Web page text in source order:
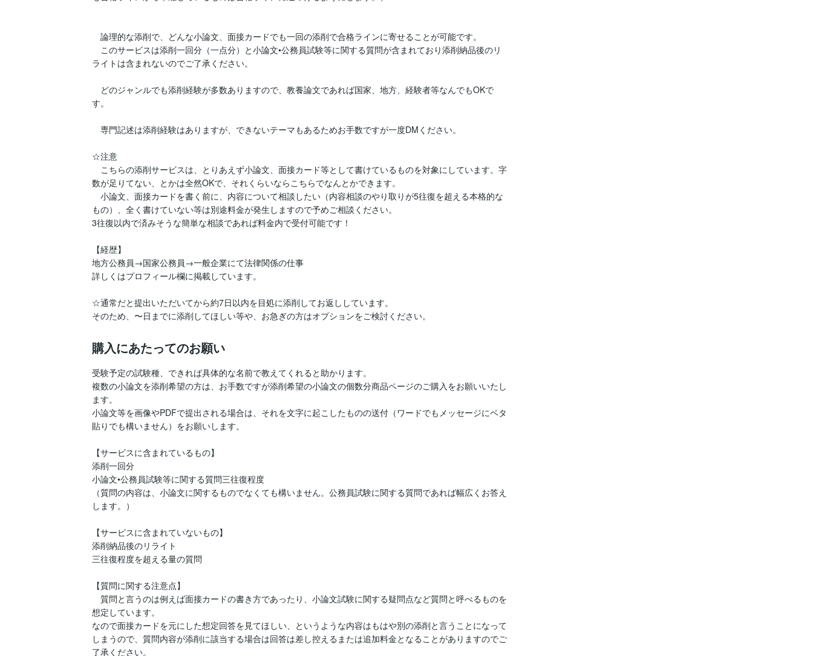
論理的な添削で、どんな小論文、面接カードでも一回の添削で合格ラインに寄せることが可能です。
このサービスは添削一回分（一点分）と小論文•公務員試験等に関する質問が含まれており添削納品後のリ
ライトは含まれないのでご了承ください。
どのジャンルでも添削経験が多数ありますので、教養論文であれば国家、地方、経験者等なんでもOKで
す。
専門記述は添削経験はありますが、できないテーマもあるためお手数ですが一度DMください。
☆注意
こちらの添削サービスは、とりあえず小論文、面接カード等として書けているものを対象にしています。字
数が足りてない、とかは全然OKで、それくらいならこちらでなんとかできます。
小論文、面接カードを書く前に、内容について相談したい（内容相談のやり取りが5往復を超える本格的な
もの）、全く書けていない等は別途料金が発生しますので予めご相談ください。
3往復以内で済みそうな簡単な相談であれば料金内で受付可能です！
【経歴】
地方公務員→国家公務員→一般企業にて法律関係の仕事
詳しくはプロフィール欄に掲載しています。
☆通常だと提出いただいてから約7日以内を目処に添削してお返ししています。
そのため、〜日までに添削してほしい等や、お急ぎの方はオプションをご検討ください。
購入にあたってのお願い
受験予定の試験種、できれば具体的な名前で教えてくれると助かります。
複数の小論文を添削希望の方は、お手数ですが添削希望の小論文の個数分商品ページのご購入をお願いいたし
ます。
小論文等を画像やPDFで提出される場合は、それを文字に起こしたものの送付（ワードでもメッセージにベタ
貼りでも構いません）をお願いします。
【サービスに含まれているもの】
添削一回分
小論文•公務員試験等に関する質問三往復程度
（質問の内容は、小論文に関するものでなくても構いません。公務員試験に関する質問であれば幅広くお答え
します。）
【サービスに含まれていないもの】
添削納品後のリライト
三往復程度を超える量の質問
【質問に関する注意点】
質問と言うのは例えば面接カードの書き方であったり、小論文試験に関する疑問点など質問と呼べるものを
想定しています。
なので面接カードを元にした想定回答を見てほしい、というような内容はもはや別の添削と言うことになって
しまうので、質問内容が添削に該当する場合は回答は差し控えるまたは追加料金となることがありますのでご